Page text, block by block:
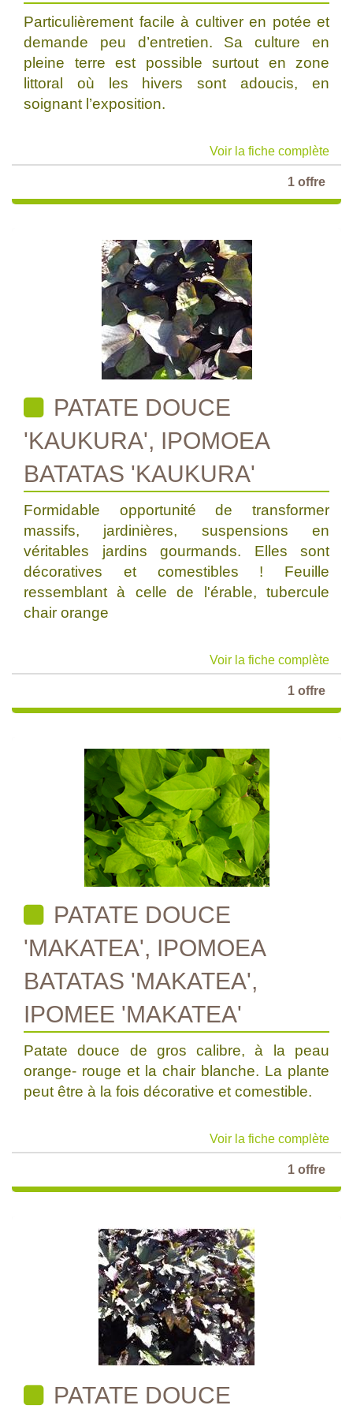
Particulièrement facile à cultiver en potée et
demande peu d’entretien. Sa culture en
pleine terre est possible surtout en zone
littoral où les hivers sont adoucis, en
soignant l’exposition.
Voir la fiche complète
1 offre
PATATE DOUCE
'KAUKURA', IPOMOEA
BATATAS 'KAUKURA'
Formidable opportunité de transformer
massifs, jardinières, suspensions en
véritables jardins gourmands. Elles sont
décoratives et comestibles ! Feuille
ressemblant à celle de l'érable, tubercule
chair orange
Voir la fiche complète
1 offre
PATATE DOUCE
'MAKATEA', IPOMOEA
BATATAS 'MAKATEA',
IPOMEE 'MAKATEA'
Patate douce de gros calibre, à la peau
orange- rouge et la chair blanche. La plante
peut être à la fois décorative et comestible.
Voir la fiche complète
1 offre
PATATE DOUCE